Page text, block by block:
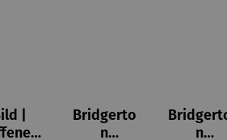
|
Bridgerto
n
n